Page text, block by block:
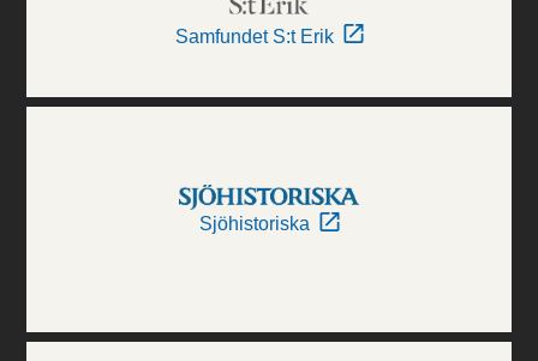
Samfundet S:t Erik
Sjöhistoriska